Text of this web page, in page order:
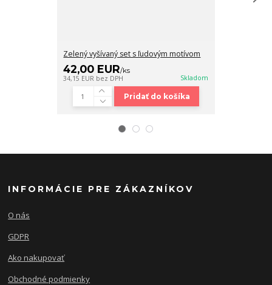
Zelený vyšívaný set s ľudovým motívom
42,00 EUR/ks
34,15 EUR bez DPH Skladom
Pridať do košíka
INFORMÁCIE PRE ZÁKAZNÍKOV
O nás
GDPR
Ako nakupovať
Obchodné podmienky